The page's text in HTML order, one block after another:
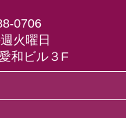
0706
火曜日
和ビル３F